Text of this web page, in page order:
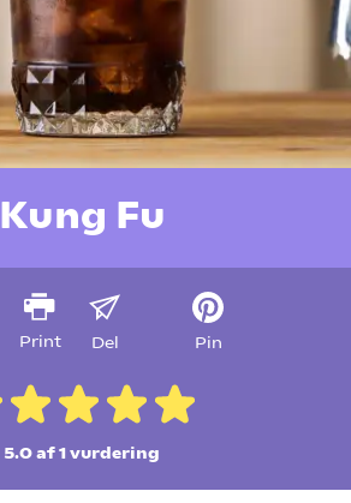
Kung Fu
Print Del Pin
5.0 af 1vurdering